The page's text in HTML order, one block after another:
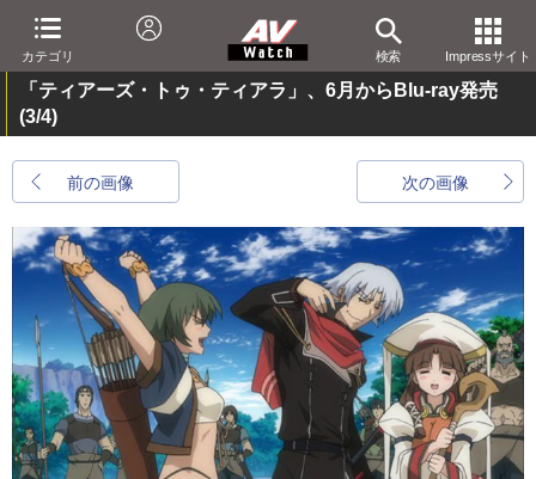
カテゴリ 検索 Impressサイト
「ティアーズ・トゥ・ティアラ」、6月からBlu-ray発売
(3/4)
前の画像 次の画像